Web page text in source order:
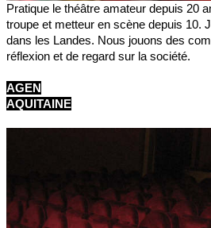
Pratique le théâtre amateur depuis 20
troupe et metteur en scène depuis 10.
dans les Landes. Nous jouons des
réflexion et de regard sur la société.
AGEN
AQUITAINE